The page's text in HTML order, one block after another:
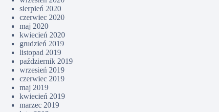
sierpień 2020
czerwiec 2020
maj 2020
kwiecień 2020
grudzień 2019
listopad 2019
październik 2019
wrzesień 2019
czerwiec 2019
maj 2019
kwiecień 2019
marzec 2019